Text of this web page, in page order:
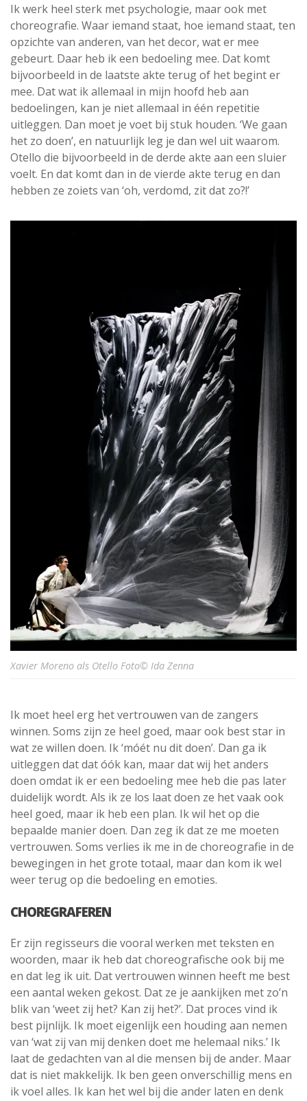
Ik werk heel sterk met psychologie, maar ook met
choreografie. Waar iemand staat, hoe iemand staat, ten
opzichte van anderen, van het decor, wat er mee
gebeurt. Daar heb ik een bedoeling mee. Dat komt
bijvoorbeeld in de laatste akte terug of het begint er
mee. Dat wat ik allemaal in mijn hoofd heb aan
bedoelingen, kan je niet allemaal in één repetitie
uitleggen. Dan moet je voet bij stuk houden. ‘We gaan
het zo doen’, en natuurlijk leg je dan wel uit waarom.
Otello die bijvoorbeeld in de derde akte aan een sluier
voelt. En dat komt dan in de vierde akte terug en dan
hebben ze zoiets van ‘oh, verdomd, zit dat zo?!’
Xavier Moreno als Otello Foto© Ida Zenna
Ik moet heel erg het vertrouwen van de zangers
winnen. Soms zijn ze heel goed, maar ook best star in
wat ze willen doen. Ik ‘móét nu dit doen’. Dan ga ik
uitleggen dat dat óók kan, maar dat wij het anders
doen omdat ik er een bedoeling mee heb die pas later
duidelijk wordt. Als ik ze los laat doen ze het vaak ook
heel goed, maar ik heb een plan. Ik wil het op die
bepaalde manier doen. Dan zeg ik dat ze me moeten
vertrouwen. Soms verlies ik me in de choreografie in de
bewegingen in het grote totaal, maar dan kom ik wel
weer terug op die bedoeling en emoties.
CHOREGRAFEREN
Er zijn regisseurs die vooral werken met teksten en
woorden, maar ik heb dat choreografische ook bij me
en dat leg ik uit. Dat vertrouwen winnen heeft me best
een aantal weken gekost. Dat ze je aankijken met zo’n
blik van ‘weet zij het? Kan zij het?’. Dat proces vind ik
best pijnlijk. Ik moet eigenlijk een houding aan nemen
van ‘wat zij van mij denken doet me helemaal niks.’ Ik
laat de gedachten van al die mensen bij de ander. Maar
dat is niet makkelijk. Ik ben geen onverschillig mens en
ik voel alles. Ik kan het wel bij die ander laten en denk